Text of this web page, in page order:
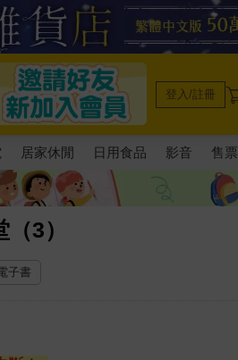
登入/註冊
居家休閒 日用食品 影音 售票
3）
子書